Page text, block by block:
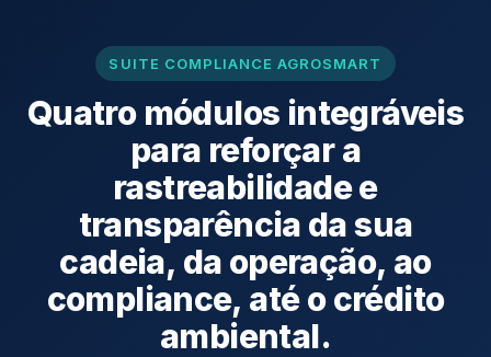
SUITE COMPLIANCE AGROSMART
Quatro módulos integráveis
para reforçar a
rastreabilidade e
transparência da sua
cadeia, da operação, ao
compliance, até o crédito
ambiental.